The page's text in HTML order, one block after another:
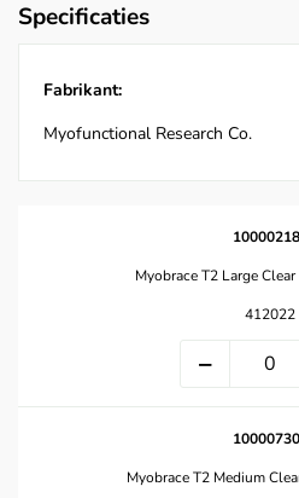
Specificaties
Fabrikant:
Myofunctional Research Co.
Myobrace T2 Large
412022
Myobrace T2 Medium